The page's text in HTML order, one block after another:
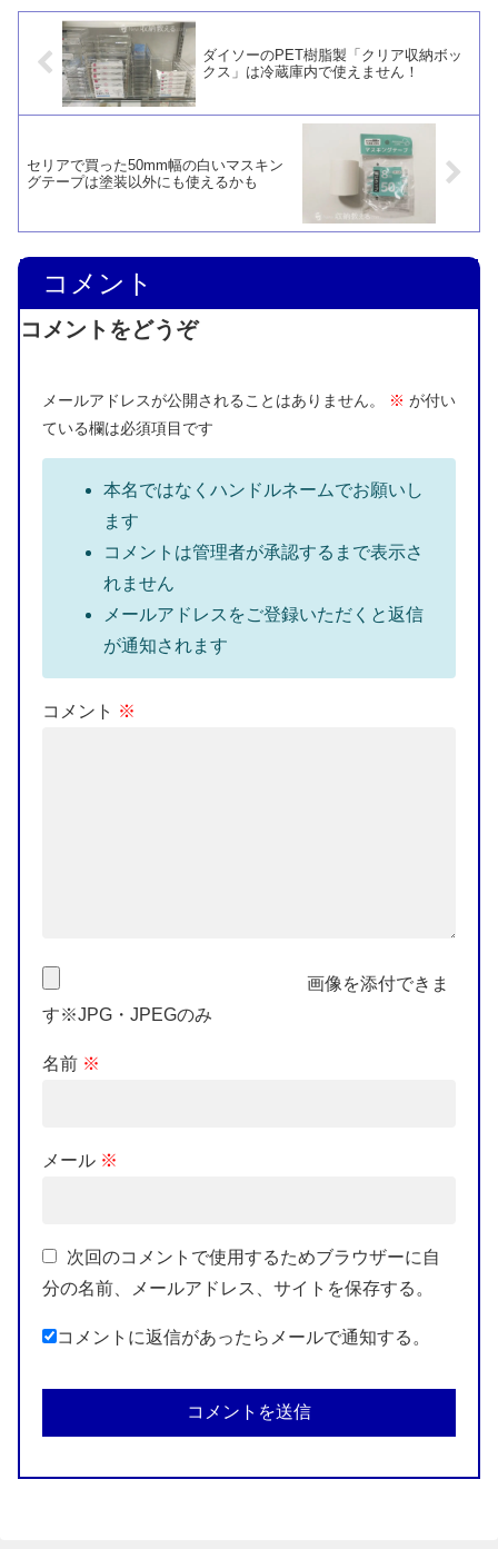
ダイソーのPET樹脂製「クリア収納ボッ
クス」は冷蔵庫内で使えません！
セリアで買った50mm幅の白いマスキン
グテープは塗装以外にも使えるかも
コメント
コメントをどうぞ
メールアドレスが公開されることはありません。 ※ が付い
ている欄は必須項目です
本名ではなくハンドルネームでお願いし
ます
コメントは管理者が承認するまで表示さ
れません
メールアドレスをご登録いただくと返信
が通知されます
コメント ※
画像を添付できま
す※JPG・JPEGのみ
名前 ※
メール ※
次回のコメントで使用するためブラウザーに自
分の名前、メールアドレス、サイトを保存する。
コメントに返信があったらメールで通知する。